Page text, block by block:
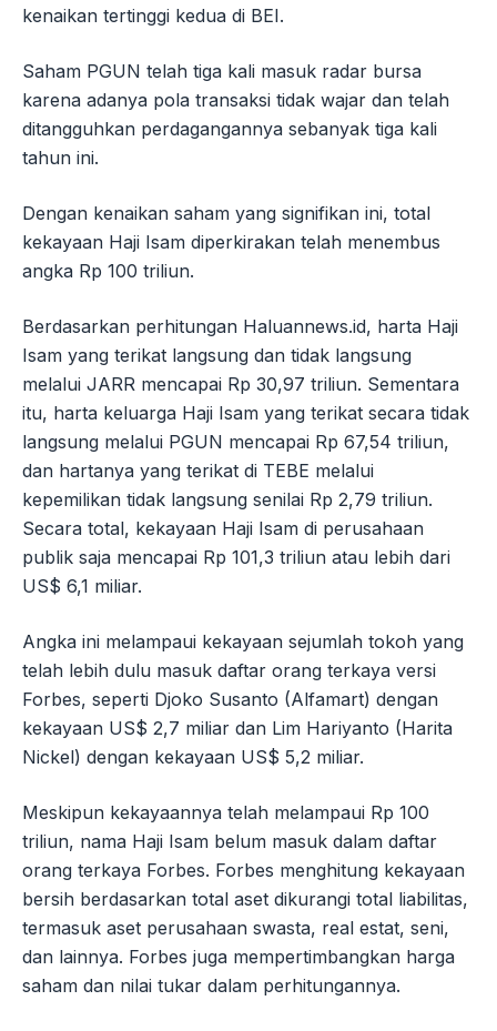
kenaikan tertinggi kedua di BEI.
Saham PGUN telah tiga kali masuk radar bursa
karena adanya pola transaksi tidak wajar dan telah
ditangguhkan perdagangannya sebanyak tiga kali
tahun ini.
Dengan kenaikan saham yang signifikan ini, total
kekayaan Haji Isam diperkirakan telah menembus
angka Rp 100 triliun.
Berdasarkan perhitungan Haluannews.id, harta Haji
Isam yang terikat langsung dan tidak langsung
melalui JARR mencapai Rp 30,97 triliun. Sementara
itu, harta keluarga Haji Isam yang terikat secara tidak
langsung melalui PGUN mencapai Rp 67,54 triliun,
dan hartanya yang terikat di TEBE melalui
kepemilikan tidak langsung senilai Rp 2,79 triliun.
Secara total, kekayaan Haji Isam di perusahaan
publik saja mencapai Rp 101,3 triliun atau lebih dari
US$ 6,1 miliar.
Angka ini melampaui kekayaan sejumlah tokoh yang
telah lebih dulu masuk daftar orang terkaya versi
Forbes, seperti Djoko Susanto (Alfamart) dengan
kekayaan US$ 2,7 miliar dan Lim Hariyanto (Harita
Nickel) dengan kekayaan US$ 5,2 miliar.
Meskipun kekayaannya telah melampaui Rp 100
triliun, nama Haji Isam belum masuk dalam daftar
orang terkaya Forbes. Forbes menghitung kekayaan
bersih berdasarkan total aset dikurangi total liabilitas,
termasuk aset perusahaan swasta, real estat, seni,
dan lainnya. Forbes juga mempertimbangkan harga
saham dan nilai tukar dalam perhitungannya.